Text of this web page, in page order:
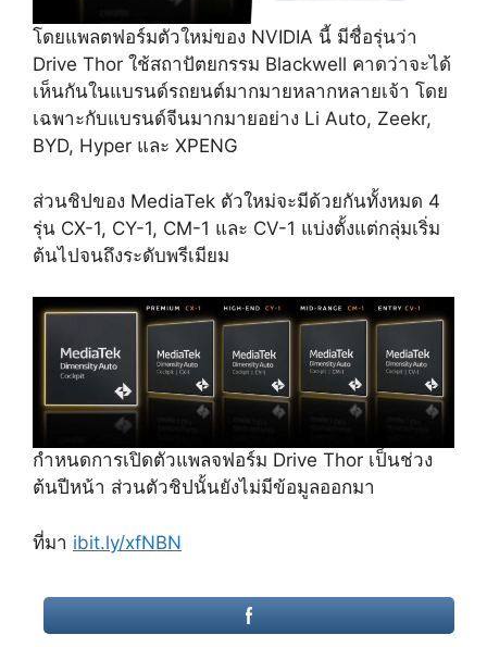
โดยแพลตฟอร์มตัวใหม่ของ NVIDIA นี้ มีชื่อรุ่นว่า
Drive Thor ใช้สถาปัตยกรรม Blackwell คาดว่าจะได้
เห็นกันในแบรนด์รถยนต์มากมายหลากหลายเจ้า โดย
เฉพาะกับแบรนด์จีนมากมายอย่าง Li Auto, Zeekr,
BYD, Hyper และ XPENG
ส่วนชิปของ MediaTek ตัวใหม่จะมีด้วยกันทั้งหมด 4
รุ่น CX-1, CY-1, CM-1 และ CV-1 แบ่งตั้งแต่กลุ่มเริ่ม
ต้นไปจนถึงระดับพรีเมียม
กำหนดการเปิดตัวแพลจฟอร์ม Drive Thor เป็นช่วง
ต้นปีหน้า ส่วนตัวชิปนั้นยังไม่มีข้อมูลออกมา
ที่มา ibit.ly/xfNBN